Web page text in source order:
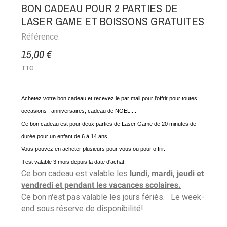
BON CADEAU POUR 2 PARTIES DE
LASER GAME ET BOISSONS GRATUITES
Référence:
15,00 €
TTC
Achetez votre bon cadeau et recevez le par mail pour l'offrir pour toutes
occasions : anniversaires, cadeau de NOËL,...
Ce bon cadeau est pour deux parties de Laser Game de 20 minutes de
durée pour un enfant de 6 à 14 ans.
Vous pouvez en acheter plusieurs pour vous ou pour offrir.
Il est valable 3 mois depuis la date d'achat.
Ce bon cadeau est valable les lundi, mardi, jeudi et
vendredi et pendant les vacances scolaires.
Ce bon n'est pas valable les jours fériés. Le week-
end sous réserve de disponibilité!